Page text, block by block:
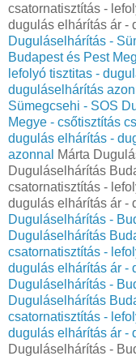
csatornatisztítás -
dugulás elhárítás ár -
Duguláselhárítás -
Budapest és Pest
lefolyó tisztitas -
duguláselhárítás
Sümegcsehi - SOS
Megye - csőtisztítás
dugulás elhárítás -
azonnal
Márta
Duguláselhárítás
csatornatisztítás -
dugulás elhárítás ár -
Duguláselhárítás -
Duguláselhárítás
csatornatisztítás -
dugulás elhárítás ár -
Duguláselhárítás -
Duguláselhárítás
csatornatisztítás -
dugulás elhárítás ár -
Duguláselhárítás -